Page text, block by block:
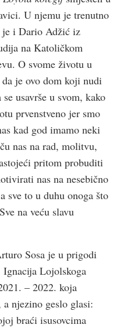
U njemu je trenutno
je i Dario Adžić iz
na Katoličkom
O svome životu u
je ovo dom koji nudi
usavrše u svom, kako
prvenstveno jer smo
kad god imamo neki
nas na rad, molitvu,
pritom probuditi
nas na nesebično
sve to u duhu onoga što
na veću slavu
Sosa je u prigodi
Lojolskoga
– 2022. koja
njezino geslo glasi:
braći isusovcima